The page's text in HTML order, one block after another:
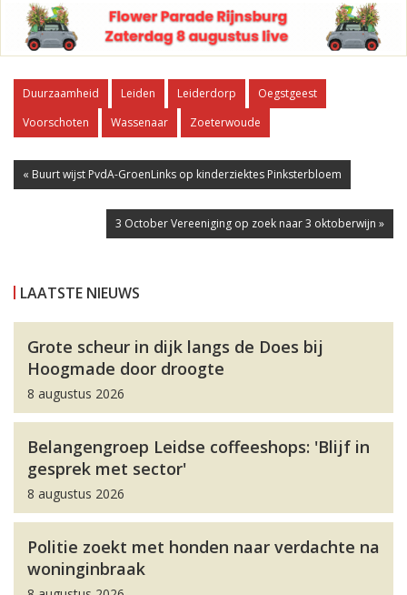
Duurzaamheid Leiden Leiderdorp
Oegstgeest
Voorschoten
Wassenaar Zoeterwoude
« Buurt wijst PvdA-GroenLinks op kinderziektes Pinksterbloem
3 October Vereeniging op zoek naar 3 oktoberwijn »
LAATSTE NIEUWS
Grote scheur in dijk langs de Does bij
Hoogmade door droogte
8 augustus 2026
Belangengroep Leidse coffeeshops: 'Blijf in
gesprek met sector'
8 augustus 2026
Politie zoekt met honden naar verdachte na
woninginbraak